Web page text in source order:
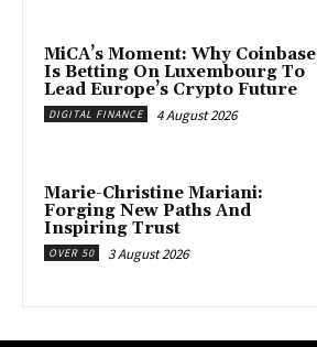
MiCA’s Moment: Why Coinbase
Is Betting On Luxembourg To
Lead Europe’s Crypto Future
DIGITAL FINANCE 4 August 2026
Marie-Christine Mariani:
Forging New Paths And
Inspiring Trust
OVER 50 3 August 2026